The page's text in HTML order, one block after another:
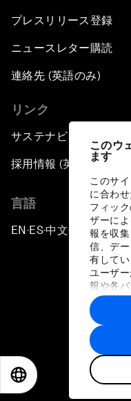
このウ
ます
このサ
に合わ
フィッ
ザーに
報を収
信、デ
有してい
ユーザ
報や各
に収集
トナーに
す。
プレスリリース登録
ニュースレター購読
連絡先 (英語のみ)
リンク
サステナビリティへの
採用情報 (英語のみ)
言語
EN ▪ES▪中文▪ 日本語
プライバ
©